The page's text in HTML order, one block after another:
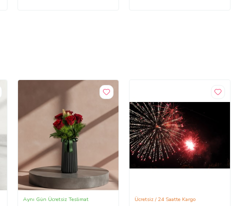
Aynı Gün Ücretsiz Teslimat Ücretsiz / 24 Saatte Kargo